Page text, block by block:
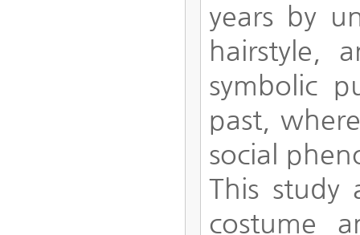
years by
hairstyle,
symbolic
past,
social
This study
costume